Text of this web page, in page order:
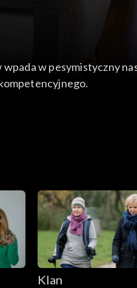
wpada w pesymistyczny
Klan